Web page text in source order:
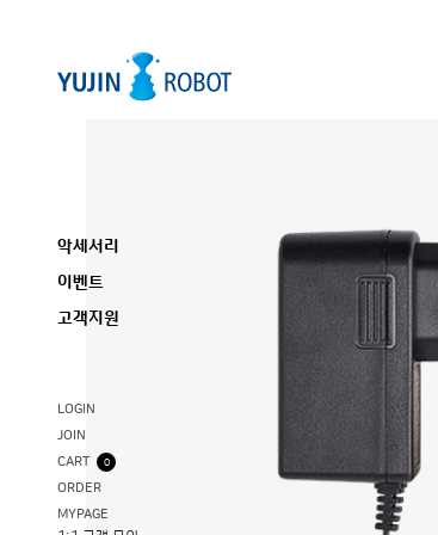
악세서리
이벤트
고객지원
LOGIN
JOIN
CART
0
ORDER
MYPAGE